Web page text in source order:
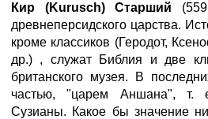
Кир (Kurusch) Старший
древнеперсидского царства.
кроме классиков (Геродот,
др.) , служат Библия и две
британского музея. В
частью, "царем Аншана", т.
Сузианы. Какое бы значение